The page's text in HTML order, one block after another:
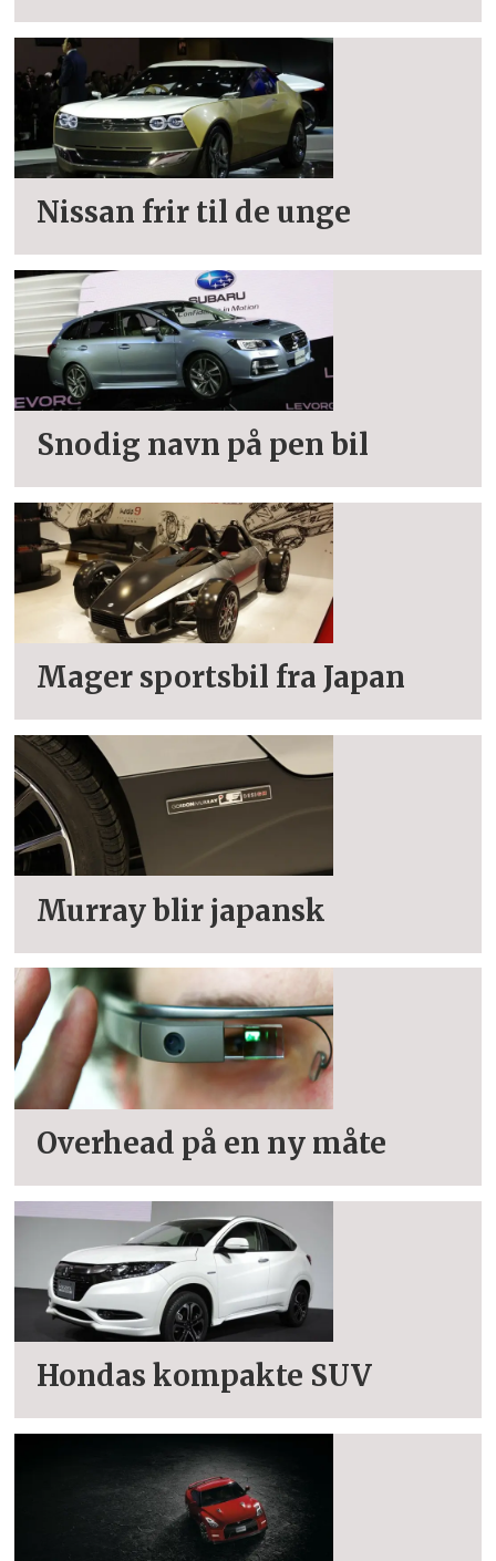
Nissan frir til de unge
Snodig navn på pen bil
Mager sportsbil fra Japan
Murray blir japansk
Overhead på en ny måte
Hondas kompakte SUV